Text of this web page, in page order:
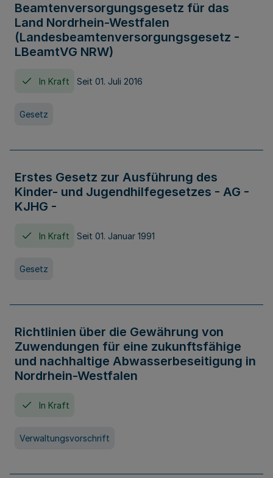
Beamtenversorgungsgesetz für das
Land Nordrhein-Westfalen
(Landesbeamtenversorgungsgesetz -
LBeamtVG NRW)
In Kraft Seit 01. Juli 2016
Gesetz
Erstes Gesetz zur Ausführung des
Kinder- und Jugendhilfegesetzes - AG -
KJHG -
In Kraft Seit 01. Januar 1991
Gesetz
Richtlinien über die Gewährung von
Zuwendungen für eine zukunftsfähige
und nachhaltige Abwasserbeseitigung in
Nordrhein-Westfalen
In Kraft
Verwaltungsvorschrift